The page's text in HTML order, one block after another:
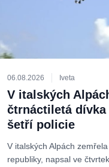
06.08.2026 Iveta
V italských
čtrnáctiletá dívka
šetří policie
V italských Alpách
republiky, napsal ve